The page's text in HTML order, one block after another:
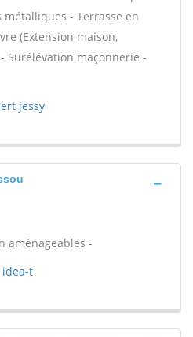
- Terrasse en
(Extension maison,
Surélévation maçonnerie -
jessy
aménageables -
idea-t